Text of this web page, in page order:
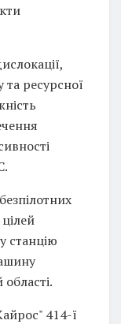
та ресурсної
станцію
414-ї